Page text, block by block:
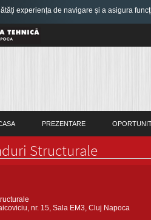
PREZENTARE
Structurale
nr. 15, Sala EM3, Cluj Napoca
experiența de navigare și a asigura